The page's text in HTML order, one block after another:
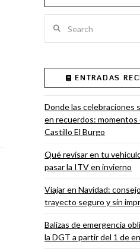
ENTRADAS
Donde las celebraciones
en recuerdos: momentos
Castillo El Burgo
Qué revisar en tu
pasar la ITV en invierno
Viajar en Navidad:
trayecto seguro y sin
Balizas de emergencia
la DGT a partir del 1 de